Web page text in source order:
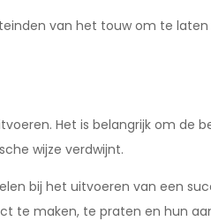
van het touw om te
Het is belangrijk om de
wijze verdwijnt.
bij het uitvoeren van een
te maken, te praten en hun